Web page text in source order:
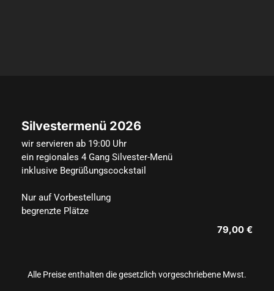
Silvestermenü 2026
wir servieren ab 19:00 Uhr
ein regionales 4 Gang Silvester-Menü
inklusive Begrüßungscockstail
Nur auf Vorbestellung
begrenzte Plätze
79,00 €
Alle Preise enthalten die gesetzlich vorgeschriebene Mwst.